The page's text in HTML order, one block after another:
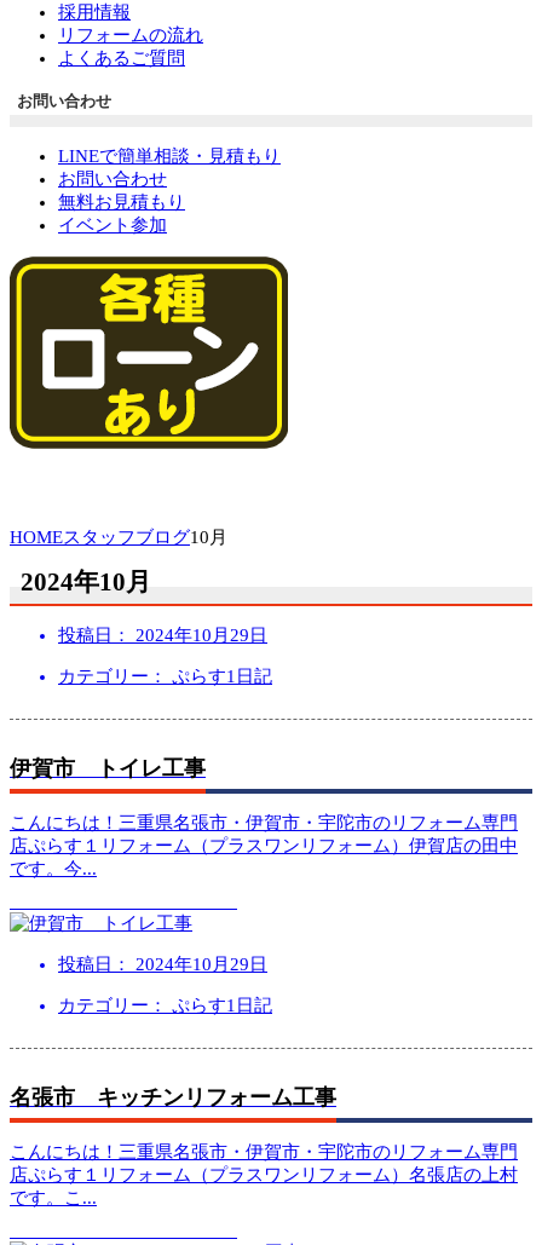
採用情報
リフォームの流れ
よくあるご質問
お問い合わせ
LINEで簡単相談・見積もり
お問い合わせ
無料お見積もり
イベント参加
HOMEスタッフブログ10月
2024年10月
投稿日： 2024年10月29日
カテゴリー： ぷらす1日記
伊賀市 トイレ工事
こんにちは！三重県名張市・伊賀市・宇陀市のリフォーム専門
店ぷらす１リフォーム（プラスワンリフォーム）伊賀店の田中
です。今...
投稿日： 2024年10月29日
カテゴリー： ぷらす1日記
名張市 キッチンリフォーム工事
こんにちは！三重県名張市・伊賀市・宇陀市のリフォーム専門
店ぷらす１リフォーム（プラスワンリフォーム）名張店の上村
です。こ ...